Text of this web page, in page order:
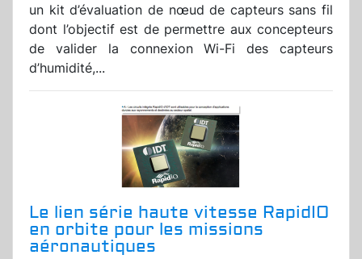
un kit d’évaluation de nœud de capteurs sans fil
dont l’objectif est de permettre aux concepteurs
de valider la connexion Wi-Fi des capteurs
d’humidité,...
Le lien série haute vitesse RapidIO
en orbite pour les missions
aéronautiques